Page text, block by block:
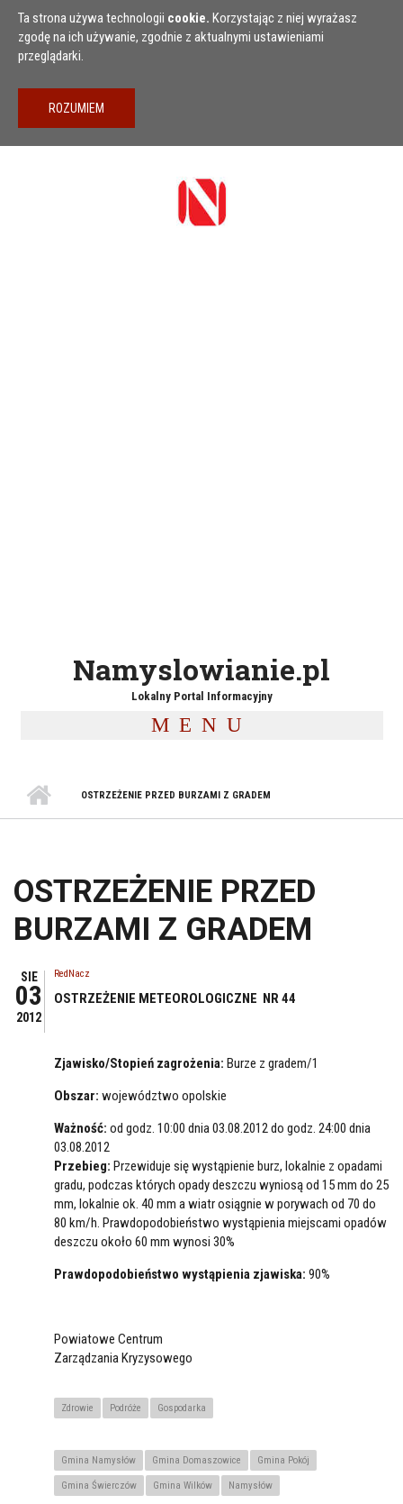
Przejdź do treści
Ta strona używa technologii cookie. Korzystając z niej wyrażasz
zgodę na ich używanie, zgodnie z aktualnymi ustawieniami
przeglądarki.
Namyslowianie.pl
Lokalny Portal Informacyjny
MENU
OSTRZEŻENIE PRZED BURZAMI Z GRADEM
OSTRZEŻENIE PRZED
BURZAMI Z GRADEM
SIE
03
2012
RedNacz
OSTRZEŻENIE METEOROLOGICZNE NR 44
Zjawisko/Stopień zagrożenia: Burze z gradem/1
Obszar: województwo opolskie
Ważność: od godz. 10:00 dnia 03.08.2012 do godz. 24:00 dnia
03.08.2012
Przebieg: Przewiduje się wystąpienie burz, lokalnie z opadami
gradu, podczas których opady deszczu wyniosą od 15 mm do 25
mm, lokalnie ok. 40 mm a wiatr osiągnie w porywach od 70 do
80 km/h. Prawdopodobieństwo wystąpienia miejscami opadów
deszczu około 60 mm wynosi 30%
Prawdopodobieństwo wystąpienia zjawiska: 90%
Powiatowe Centrum
Zarządzania Kryzysowego
Zdrowie Podróże Gospodarka
Gmina Namysłów Gmina Domaszowice Gmina Pokój
Gmina Świerczów Gmina Wilków Namysłów